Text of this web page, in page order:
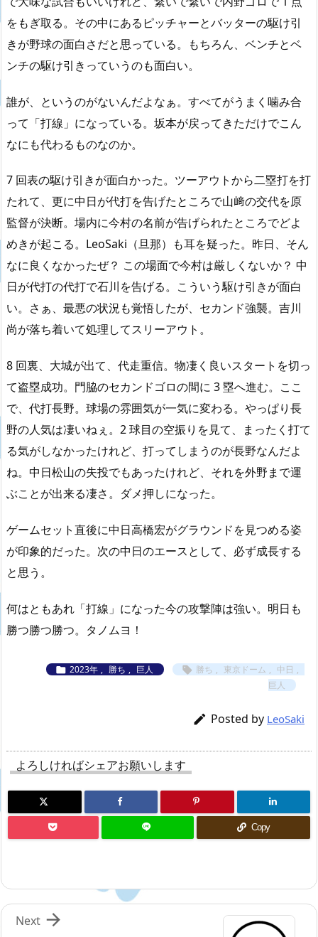
をもぎ取る。その中にあるピッチャーとバッターの駆け引
きが野球の面白さだと思っている。もちろん、ベンチとベ
ンチの駆け引きっていうのも面白い。
誰が、というのがないんだよなぁ。すべてがうまく噛み合
って「打線」になっている。坂本が戻ってきただけでこん
なにも代わるものなのか。
7 回表の駆け引きが面白かった。ツーアウトから二塁打を打
たれて、更に中日が代打を告げたところで山﨑の交代を原
監督が決断。場内に今村の名前が告げられたところでどよ
めきが起こる。LeoSaki（旦那）も耳を疑った。昨日、そん
なに良くなかったぜ？ この場面で今村は厳しくないか？ 中
日が代打の代打で石川を告げる。こういう駆け引きが面白
い。さぁ、最悪の状況も覚悟したが、セカンド強襲。吉川
尚が落ち着いて処理してスリーアウト。
8 回裏、大城が出て、代走重信。物凄く良いスタートを切っ
て盗塁成功。門脇のセカンドゴロの間に 3 塁へ進む。ここ
で、代打長野。球場の雰囲気が一気に変わる。やっぱり長
野の人気は凄いねぇ。2 球目の空振りを見て、まったく打て
る気がしなかったけれど、打ってしまうのが長野なんだよ
ね。中日松山の失投でもあったけれど、それを外野まで運
ぶことが出来る凄さ。ダメ押しになった。
ゲームセット直後に中日高橋宏がグラウンドを見つめる姿
が印象的だった。次の中日のエースとして、必ず成長する
と思う。
何はともあれ「打線」になった今の攻撃陣は強い。明日も
勝つ勝つ勝つ。タノムヨ！
 2023年 , 勝ち , 巨人  勝ち , 東京ドーム , 中日 ,
巨人
 Posted by LeoSaki
よろしければシェアお願いします
Copy

Next